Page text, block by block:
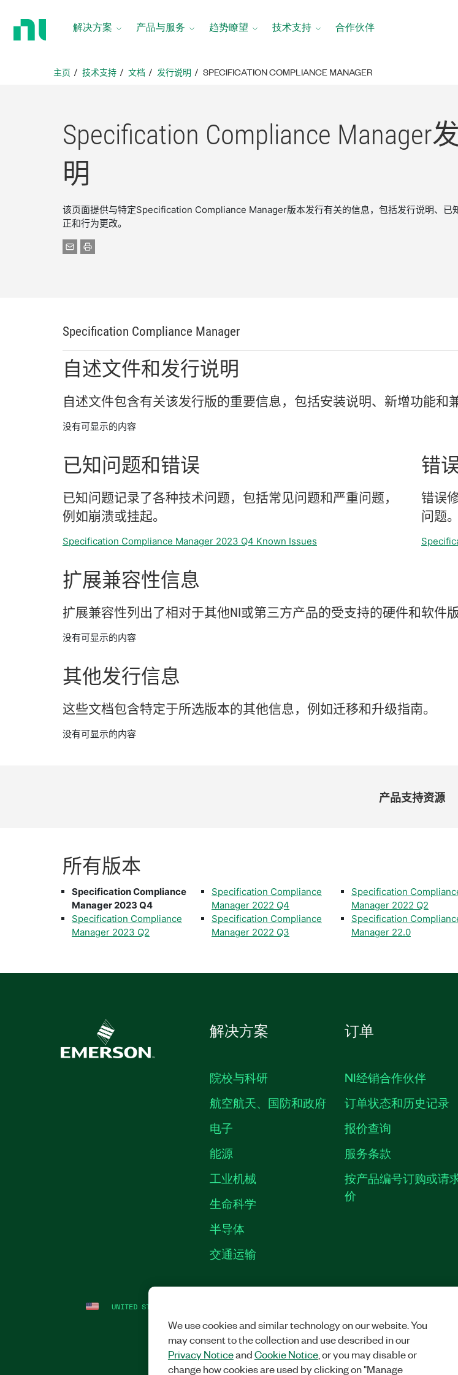
解决方案 产品与服务 趋势瞭望 技术支持 合作伙伴
主页 技术支持 文档 发行说明 SPECIFICATION COMPLIANCE MANAGER
Specification Compliance Manager
明
该页面提供与特定Specification Compliance Manager版本发行有关的信息，包括发行说明、已
正和行为更改。
Specification Compliance Manager
自述文件和发行说明
自述文件包含有关该发行版的重要信息， 包括安装说明、 新增功能和
没有可显示的内容
已知问题和错误
已知问题记录了各种技术问题， 包括常见问题和严重问题，
例如崩溃或挂起。
Specification Compliance Manager 2023 Q4 Known Issues
错
错误
问题。
扩展兼容性信息
扩展兼容性列出了相对于其他NI或第三方产品的受支持的硬件和软件
没有可显示的内容
其他发行信息
这些文档包含特定于所选版本的其他信息， 例如迁移和升级指南。
没有可显示的内容
产品支持资源
所有版本
Specification Compliance
Manager 2023 Q4
Specification Compliance
Manager 2023 Q2
Specification Compliance
Manager 2022 Q4
Specification Compliance
Manager 2022 Q3
Specification
Manager 2022 Q2
Specification
Manager 22.0
解决方案
院校与科研
航空航天、国防和政府
电子
能源
工业机械
生命科学
半导体
交通运输
订单
NI经销合作伙伴
订单状态和历史记录
报价查询
服务条款
按产品编号订购或请
价
UNITED STATES
We use cookies and similar technology on our website. You
may consent to the collection and use described in our
Privacy NoticeandCookie Notice, or you may disable or
change how cookies are used by clicking on "Manage